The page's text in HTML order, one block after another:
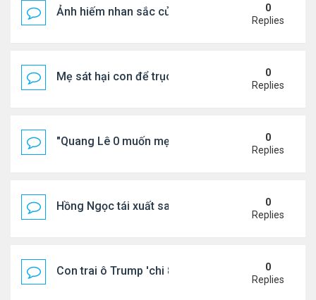
Ảnh hiếm nhan sắc của Thẩm Thuý Hằng0
Replies
Mẹ sát hại con để trục lợi bảo hiểm
0
Replies
"Quang Lê 0 muốn mẹ thua kém người khác"
0
Replies
Hồng Ngọc tái xuất sau nhiều năm ở ẩn
0
Replies
Con trai ô Trump 'chi 8.5 triệu để xóa ràng buộc
0
Replies